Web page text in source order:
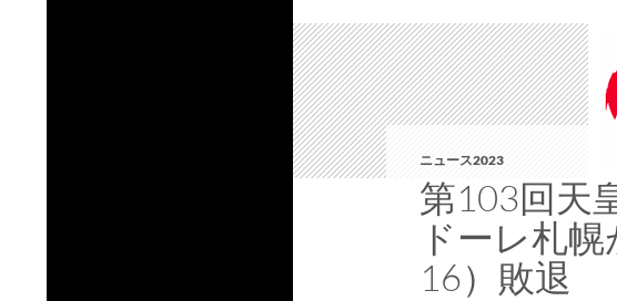
ニュース2023
第103回天
ドーレ札
16）敗退